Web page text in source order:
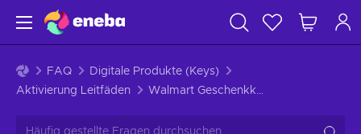
FAQ
Digitale Produkte (Keys)
Aktivierung Leitfäden
Walmart Geschenkkarten Aktivierung